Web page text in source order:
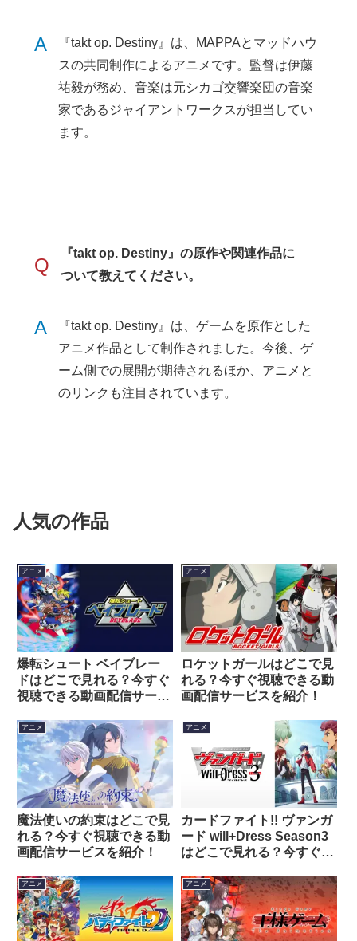
A
『takt op. Destiny』は、MAPPAとマッドハウ
スの共同制作によるアニメです。監督は伊藤
祐毅が務め、音楽は元シカゴ交響楽団の音楽
家であるジャイアントワークスが担当してい
ます。
Q
『takt op. Destiny』の原作や関連作品に
ついて教えてください。
A
『takt op. Destiny』は、ゲームを原作とした
アニメ作品として制作されました。今後、ゲ
ーム側での展開が期待されるほか、アニメと
のリンクも注目されています。
人気の作品
アニメ
爆転シュート ベイブレー
ドはどこで見れる？今すぐ
視聴できる動画配信サービ
アニメ
ロケットガールはどこで見
れる？今すぐ視聴できる動
画配信サービスを紹介！
アニメ
魔法使いの約束はどこで見
れる？今すぐ視聴できる動
画配信サービスを紹介！
アニメ
カードファイト!! ヴァンガ
ード will+Dress Season3
はどこで見れる？今すぐ視
を紹介！
アニメ アニメ